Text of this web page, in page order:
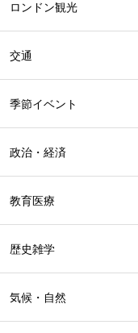
ロンドン観光
交通
季節イベント
政治・経済
教育医療
歴史雑学
気候・自然